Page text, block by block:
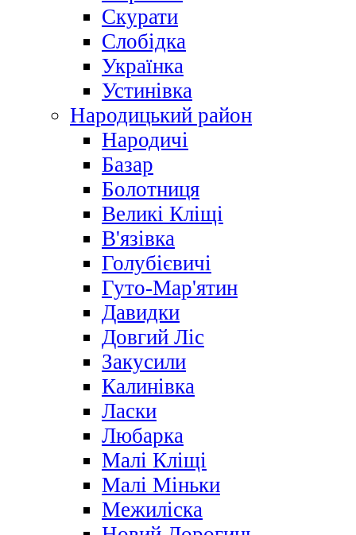
Скурати
Слобідка
Українка
Устинівка
Народицький район
Народичі
Базар
Болотниця
Великі Кліщі
В'язівка
Голубієвичі
Гуто-Мар'ятин
Давидки
Довгий Ліс
Закусили
Калинівка
Ласки
Любарка
Малі Кліщі
Малі Міньки
Межиліска